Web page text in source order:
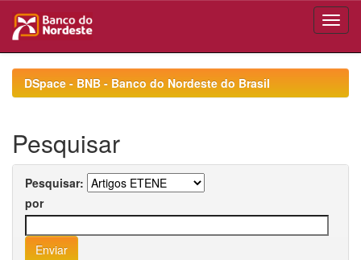
navigationDSpace - BNB - Banco do Nordeste do Brasil
Pesquisar
Pesquisar:
por